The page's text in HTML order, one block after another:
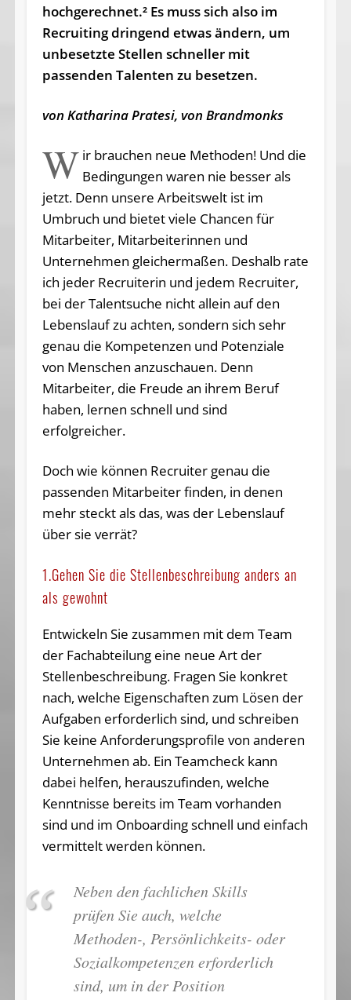
hochgerechnet.² Es muss sich also im
Recruiting dringend etwas ändern, um
unbesetzte Stellen schneller mit
passenden Talenten zu besetzen.
von Katharina Pratesi, von Brandmonks
W ir brauchen neue Methoden! Und die
Bedingungen waren nie besser als
jetzt. Denn unsere Arbeitswelt ist im
Umbruch und bietet viele Chancen für
Mitarbeiter, Mitarbeiterinnen und
Unternehmen gleichermaßen. Deshalb rate
ich jeder Recruiterin und jedem Recruiter,
bei der Talentsuche nicht allein auf den
Lebenslauf zu achten, sondern sich sehr
genau die Kompetenzen und Potenziale
von Menschen anzuschauen. Denn
Mitarbeiter, die Freude an ihrem Beruf
haben, lernen schnell und sind
erfolgreicher.
Doch wie können Recruiter genau die
passenden Mitarbeiter finden, in denen
mehr steckt als das, was der Lebenslauf
über sie verrät?
1.Gehen Sie die Stellenbeschreibung anders an
als gewohnt
Entwickeln Sie zusammen mit dem Team
der Fachabteilung eine neue Art der
Stellenbeschreibung. Fragen Sie konkret
nach, welche Eigenschaften zum Lösen der
Aufgaben erforderlich sind, und schreiben
Sie keine Anforderungsprofile von anderen
Unternehmen ab. Ein Teamcheck kann
dabei helfen, herauszufinden, welche
Kenntnisse bereits im Team vorhanden
sind und im Onboarding schnell und einfach
vermittelt werden können.
Neben den fachlichen Skills
prüfen Sie auch, welche
Methoden-, Persönlichkeits- oder
Sozialkompetenzen erforderlich
sind, um in der Position